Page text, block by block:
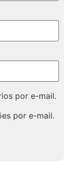
por e-mail.
por e-mail.